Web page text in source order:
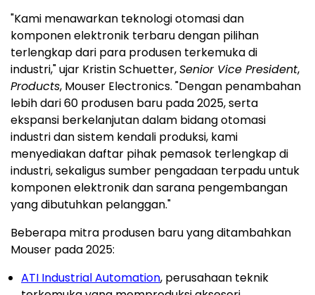
"Kami menawarkan teknologi otomasi dan
komponen elektronik terbaru dengan pilihan
terlengkap dari para produsen terkemuka di
industri," ujar Kristin Schuetter,Senior Vice President,
Products, Mouser Electronics. "Dengan penambahan
lebih dari 60 produsen baru pada 2025, serta
ekspansi berkelanjutan dalam bidang otomasi
industri dan sistem kendali produksi, kami
menyediakan daftar pihak pemasok terlengkap di
industri, sekaligus sumber pengadaan terpadu untuk
komponen elektronik dan sarana pengembangan
yang dibutuhkan pelanggan."
Beberapa mitra produsen baru yang ditambahkan
Mouser pada 2025:
ATI Industrial Automation, perusahaan teknik